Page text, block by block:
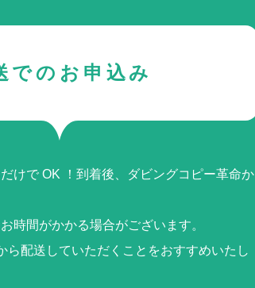
でのお申込み
けで OK ！到着後、ダビングコピー革命か
時間がかかる場合がございます。
ら配送していただくことをおすすめいたし